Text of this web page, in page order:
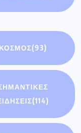
ΚΟΣΜΟΣ(93)
(114)